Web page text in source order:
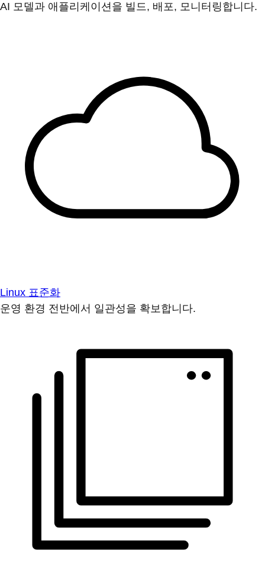
AI 모델과 애플리케이션을 빌드, 배포, 모니터링합니다.
Linux 표준화
운영 환경 전반에서 일관성을 확보합니다.